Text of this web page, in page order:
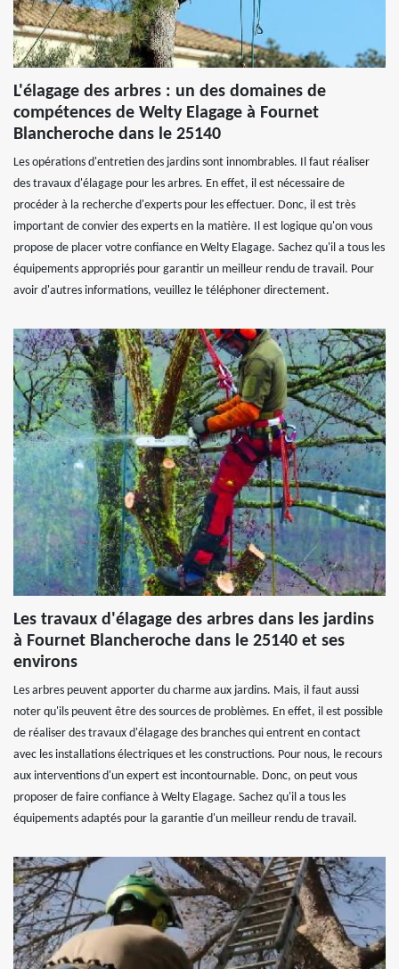
L'élagage des arbres : un des domaines de
compétences de Welty Elagage à Fournet
Blancheroche dans le 25140
Les opérations d'entretien des jardins sont innombrables. Il faut réaliser
des travaux d'élagage pour les arbres. En effet, il est nécessaire de
procéder à la recherche d'experts pour les effectuer. Donc, il est très
important de convier des experts en la matière. Il est logique qu'on vous
propose de placer votre confiance en Welty Elagage. Sachez qu'il a tous les
équipements appropriés pour garantir un meilleur rendu de travail. Pour
avoir d'autres informations, veuillez le téléphoner directement.
Les travaux d'élagage des arbres dans les jardins
à Fournet Blancheroche dans le 25140 et ses
environs
Les arbres peuvent apporter du charme aux jardins. Mais, il faut aussi
noter qu'ils peuvent être des sources de problèmes. En effet, il est possible
de réaliser des travaux d'élagage des branches qui entrent en contact
avec les installations électriques et les constructions. Pour nous, le recours
aux interventions d'un expert est incontournable. Donc, on peut vous
proposer de faire confiance à Welty Elagage. Sachez qu'il a tous les
équipements adaptés pour la garantie d'un meilleur rendu de travail.